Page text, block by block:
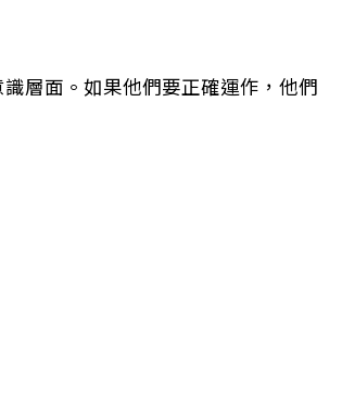
層面。如果他們要正確運作，他們